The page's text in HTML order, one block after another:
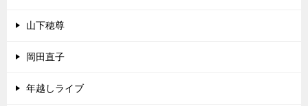
山下穂尊
岡田直子
年越しライブ